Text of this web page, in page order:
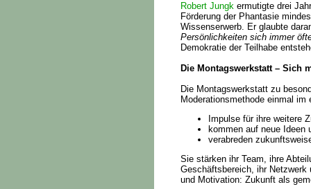
Robert Jungk ermutigte drei
Förderung der Phantasie
Wissenserwerb. Er glaubte
Persönlichkeiten sich immer
Demokratie der Teilhabe
Die Montagswerkstatt – Sich
Die Montagswerkstatt zu
Moderationsmethode einmal
Impulse für ihre weitere
kommen auf neue Ideen
verabreden
Sie stärken ihr Team, ihre
Geschäftsbereich, ihr
und Motivation: Zukunft als